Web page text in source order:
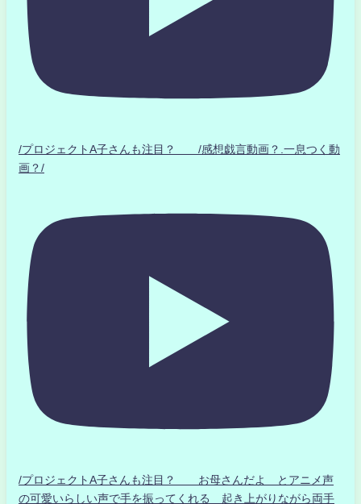
/プロジェクトA子さんも注目？ /感想戯言動画？.一息つく動
画？/
/プロジェクトA子さんも注目？ お母さんだよ とアニメ声
の可愛いらしい声で手を振ってくれる 起き上がりながら両手